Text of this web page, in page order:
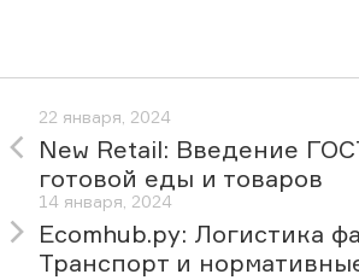
22 января, 2024
New Retail: Введение
готовой еды и товаров
14 января, 2024
Ecomhub.ру: Логистика
Транспорт и